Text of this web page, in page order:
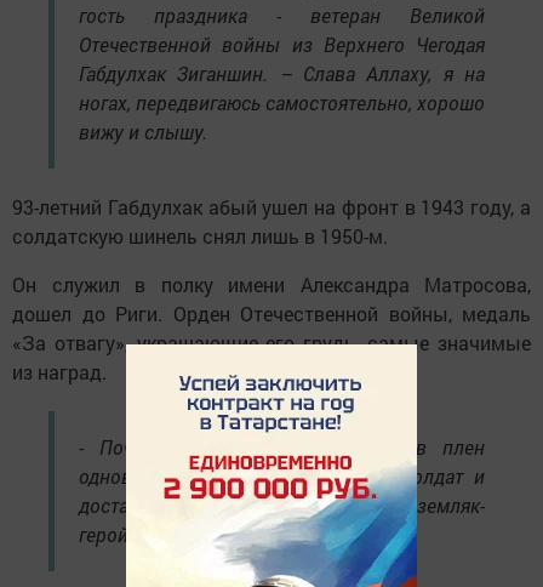
гость праздника - ветеран Великой
Отечественной войны из Верхнего Чегодая
Габдулхак Зиганшин. – Слава Аллаху, я на
ногах, передвигаюсь самостоятельно, хорошо
вижу и слышу.
93-летний Габдулхак абый ушел на фронт в 1943 году, а
солдатскую шинель снял лишь в 1950-м.
Он служил в полку имени Александра Матросова,
дошел до Риги. Орден Отечественной войны, медаль
«За отвагу», украшающие его грудь, самые значимые
из наград.
- Почти в конце войны я взял в плен
одновременно пятерых немецких солдат и
доставил в штаб, - рассказывает наш земляк-
герой. – Тогда и вручили мне орден.